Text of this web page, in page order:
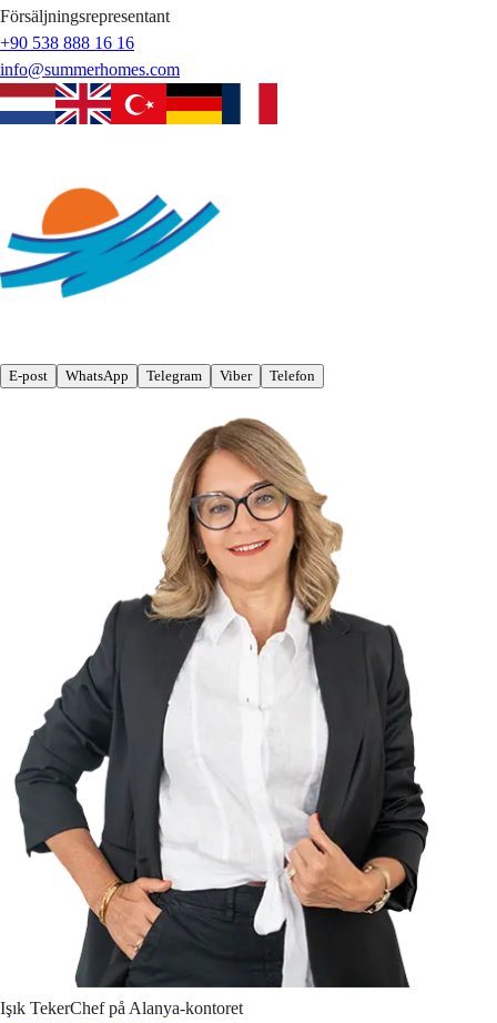
Försäljningsrepresentant
+90 538 888 16 16
info@summerhomes.com
E-post WhatsApp Telegram Viber Telefon
Işık TekerChef på Alanya-kontoret